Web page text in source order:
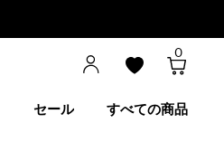
0
セール すべての商品